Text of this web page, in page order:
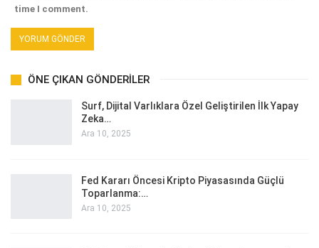
time I comment.
ÖNE ÇIKAN GÖNDERILER
Surf, Dijital Varlıklara Özel Geliştirilen İlk Yapay
Zeka…
Ara 10, 2025
Fed Kararı Öncesi Kripto Piyasasında Güçlü
Toparlanma:…
Ara 10, 2025